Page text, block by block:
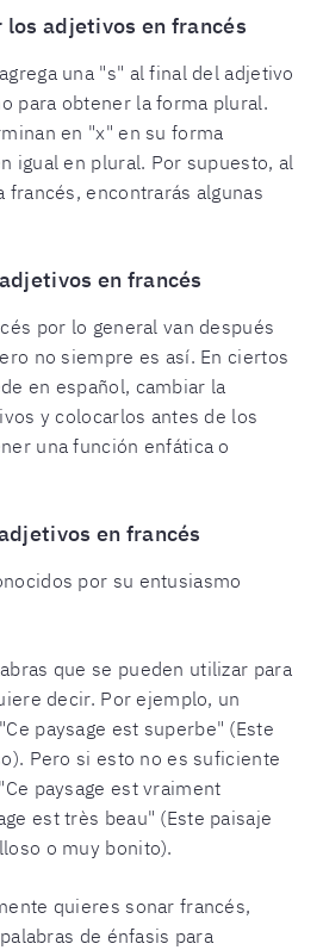
adjetivos en francés
una "s" al final del adjetivo
para obtener la forma plural.
en "x" en su forma
igual en plural. Por supuesto, al
encontrarás algunas
en francés
por lo general van después
no siempre es así. En ciertos
en español, cambiar la
y colocarlos antes de los
una función enfática o
en francés
por su entusiasmo
que se pueden utilizar para
decir. Por ejemplo, un
paysage est superbe" (Este
Pero si esto no es suficiente
paysage est vraiment
est très beau" (Este paisaje
o muy bonito).
quieres sonar francés,
de énfasis para